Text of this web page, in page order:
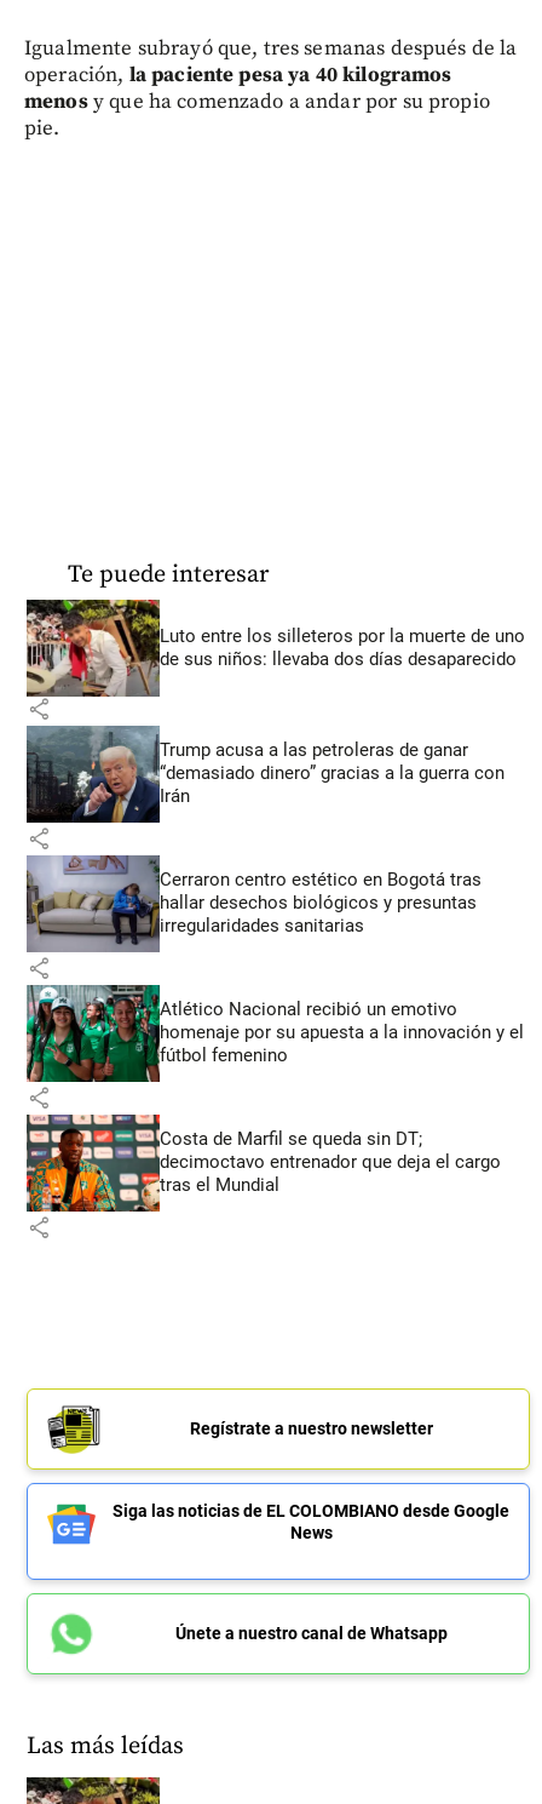
Igualmente subrayó que, tres semanas después de la
operación, la paciente pesa ya 40 kilogramos
menosy que ha comenzado a andar por su propio
pie.
Te puede interesar
Luto entre los silleteros por la muerte de uno
de sus niños: llevaba dos días desaparecido
share
Trump acusa a las petroleras de ganar
“demasiado dinero” gracias a la guerra con
Irán
share
Cerraron centro estético en Bogotá tras
hallar desechos biológicos y presuntas
irregularidades sanitarias
share
Atlético Nacional recibió un emotivo
homenaje por su apuesta a la innovación y el
fútbol femenino
share
Costa de Marfil se queda sin DT;
decimoctavo entrenador que deja el cargo
tras el Mundial
share
Regístrate a nuestro newsletter
Siga las noticias de EL COLOMBIANO desde Google
News
Únete a nuestro canal de Whatsapp
Las más leídas